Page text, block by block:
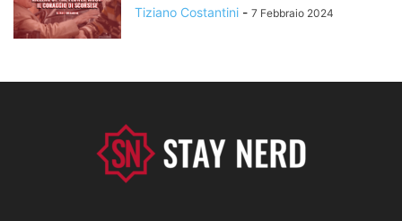
Tiziano Costantini - 7 Febbraio 2024